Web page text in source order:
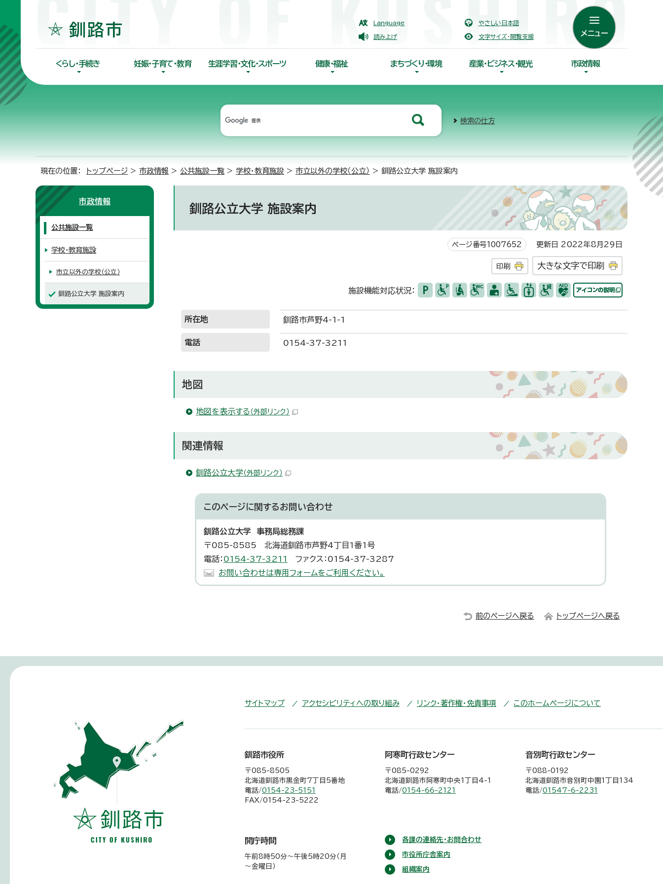
Language やさしい日本語
読み上げ 文字サイズ・閲覧支援 メニュー
くらし・手続き 妊娠・子育て・教育 生涯学習・文化・スポーツ 健康・福祉 まちづくり・環境 産業・ビジネス・観光 市政情報
検索の仕方
現在の位置： トップページ > 市政情報 > 公共施設一覧 > 学校・教育施設 > 市立以外の学校（公立） > 釧路公立大学 施設案内
釧路公立大学 施設案内
ページ番号1007652 更新日 2022年8月29日
印刷 大きな文字で印刷
施設機能対応状況：
所在地 釧路市芦野4-1-1
電話 0154-37-3211
地図
地図を表示する （外部リンク）
関連情報
釧路公立大学（外部リンク）
このページに関するお問い合わせ
釧路公立大学 事務局総務課
〒085-8585 北海道釧路市芦野4丁目1番1号
電話： 0154-37-3211
ファクス：0154-37-3287
お問い合わせは専用フォームをご利用ください。
市政情報
公共施設一覧
学校・教育施設
市立以外の学校（公立）
釧路公立大学 施設案内
前のページへ戻る トップページへ戻る
サイトマップ アクセシビリティへの取り組み リンク・著作権・免責事項 このホームページについて
釧路市役所
〒085-8505
北海道釧路市黒金町7丁目5番地
電話/0154-23-5151
FAX/0154-23-5222
阿寒町行政センター
〒085-0292
北海道釧路市阿寒町中央1丁目4-1
電話/0154-66-2121
音別町行政センター
〒088-0192
北海道釧路市音別町中園1丁目134
電話/01547-6-2231
開庁時間
午前8時50分～午後5時20分（月
～金曜日）
各課の連絡先・お問合わせ
市役所庁舎案内
組織案内